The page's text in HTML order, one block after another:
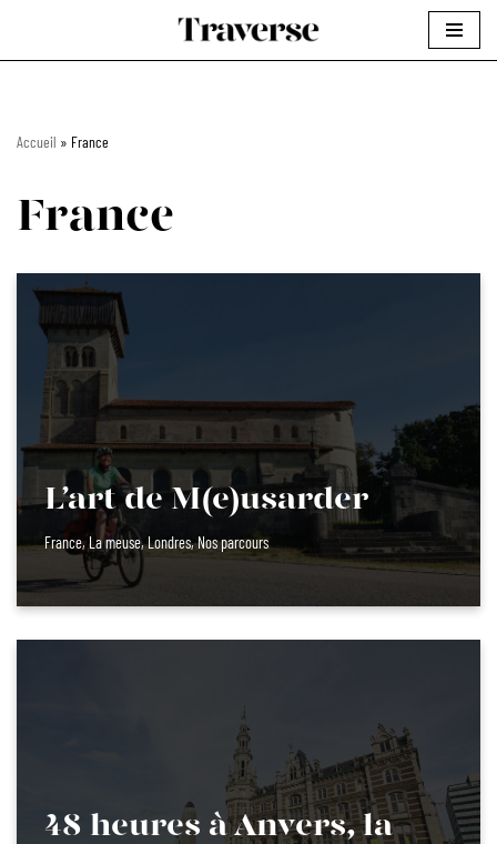
Aller
Accueil » France
France
L’art de M(e)usarder
France, La meuse,Londres,Nos parcours
48 heures à Anvers, la